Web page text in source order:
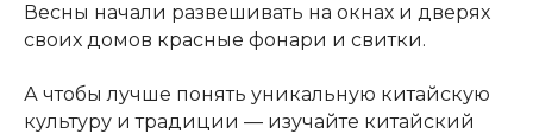
Весны начали развешивать на окнах и дверях
своих домов красные фонари и свитки.
А чтобы лучше понять уникальную китайскую
культуру и традиции — изучайте китайский